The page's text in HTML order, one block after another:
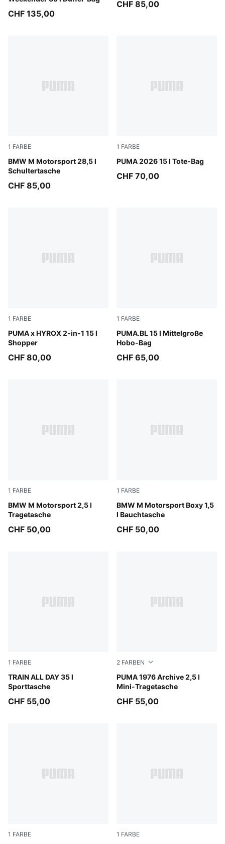
CHF 135,00
CHF 85,00
1 FARBE
BMW M Motorsport 28,5 l
Schultertasche
Puma Black
CHF 85,00
1 FARBE
PUMA 2026 15 l Tote-Bag
Puma Black
CHF 70,00
1 FARBE
PUMA x HYROX 2-in-1 15 l
Shopper
Puma Black
CHF 80,00
1 FARBE
PUMA.BL 15 l Mittelgroße
Hobo-Bag
Puma Black
CHF 65,00
1 FARBE
BMW M Motorsport 2,5 l
Tragetasche
Puma Black
CHF 50,00
1 FARBE
BMW M Motorsport Boxy 1,5
l Bauchtasche
Puma Black
CHF 50,00
1 FARBE
TRAIN ALL DAY 35 l
Sporttasche
Loden Green
CHF 55,00
2 FARBEN
PUMA 1976 Archive 2,5 l
Mini-Tragetasche
Chocolate Fondue-Alpine
CHF 55,00
1 FARBE 1 FARBE